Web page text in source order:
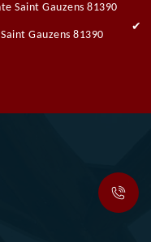
Saint Gauzens 81390
Gauzens 81390